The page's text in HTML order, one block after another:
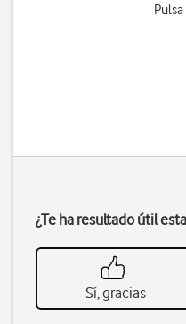
Pulsa
¿Te ha resultado útil
Sí, gracias